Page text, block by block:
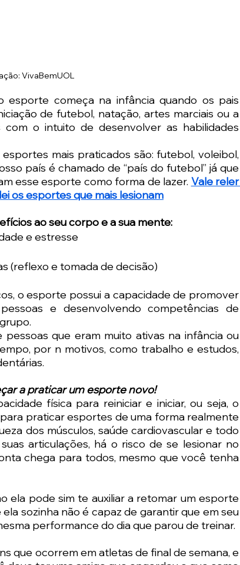
VivaBemUOL
começa na infância quando os pais
de futebol, natação, artes marciais ou a
com o intuito de desenvolver as habilidades
mais praticados são: futebol, voleibol,
país é chamado de “país do futebol” já que
esse esporte como forma de lazer. Vale reler
os esportes que mais lesionam
ao seu corpo e a sua mente:
e estresse
(reflexo e tomada de decisão)
o esporte possui a capacidade de promover
e desenvolvendo competências de
que eram muito ativas na infância ou
por n motivos, como trabalho e estudos,
a praticar um esporte novo!
física para reiniciar e iniciar, ou seja, o
praticar esportes de uma forma realmente
dos músculos, saúde cardiovascular e todo
articulações, há o risco de se lesionar no
chega para todos, mesmo que você tenha
ela pode sim te auxiliar a retomar um esporte
sozinha não é capaz de garantir que em seu
performance do dia que parou de treinar.
que ocorrem em atletas de final de semana, e